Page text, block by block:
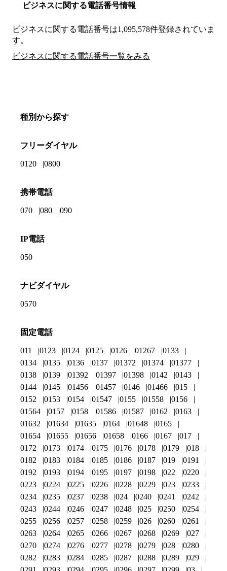
ビジネスに関する電話番号情報
ビジネスに関する電話番号は1,095,578件登録されていま
す。
ビジネスに関する電話番号一覧をみる
種別から探す
フリーダイヤル
0120 0800
携帯電話
070 080 090
IP電話
050
ナビダイヤル
0570
固定電話
011 0123 0124 0125 0126 01267
0133
0134
0135 0136 0137 01372 01374
01377
0138
0139 01392 01397 01398 0142
0143
0144
0145 01456 01457 0146 01466
015
0152
0153 0154 01547 0155 01558
0156
01564
0157 0158 01586 01587 0162
0163
01632
01634 01635 0164 01648
0165
01654
01655 01656 01658 0166 0167
017
0172
0173 0174 0175 0176 0178 0179
018
0182
0183 0184 0185 0186 0187 019
0191
0192
0193 0194 0195 0197 0198 022
0220
0223
0224 0225 0226 0228 0229 023
0233
0234
0235 0237 0238 024 0240 0241
0242
0243
0244 0246 0247 0248 025 0250
0254
0255
0256 0257 0258 0259 026 0260
0261
0263
0264 0265 0266 0267 0268 0269
027
0270
0274 0276 0277 0278 0279 028
0280
0282
0283 0284 0285 0287 0288 0289
029